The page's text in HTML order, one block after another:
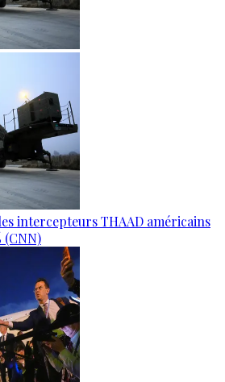
intercepteurs THAAD américains
(CNN)